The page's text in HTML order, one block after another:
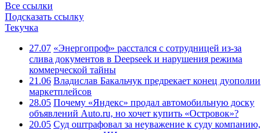
Все ссылки
Подсказать ссылку
Текучка
27.07 «Энергопроф» расстался с сотрудницей из-за
слива документов в Deepseek и нарушения режима
коммерческой тайны
21.06 Владислав Бакальчук предрекает конец дуополии
маркетплейсов
28.05 Почему «Яндекс» продал автомобильную доску
объявлений Auto.ru, но хочет купить «Островок»?
20.05 Суд оштрафовал за неуважение к суду компанию,